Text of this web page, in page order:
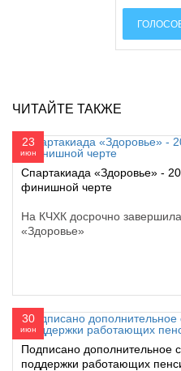
ЧИТАЙТЕ ТАКЖЕ
23
июн
Спартакиада «Здоровье» -
финишной черте
На КЧХК досрочно
«Здоровье»
30
июн
Подписано дополнительное
поддержки работающих